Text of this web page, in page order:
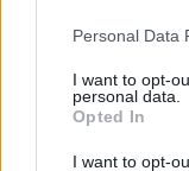
Please note that
not limited to your
grant or deny
use your data for
consent section.
Personal Data
I want to opt-
personal data.
Opted In
I want to opt-
Δολοφονία
Αφγανός -